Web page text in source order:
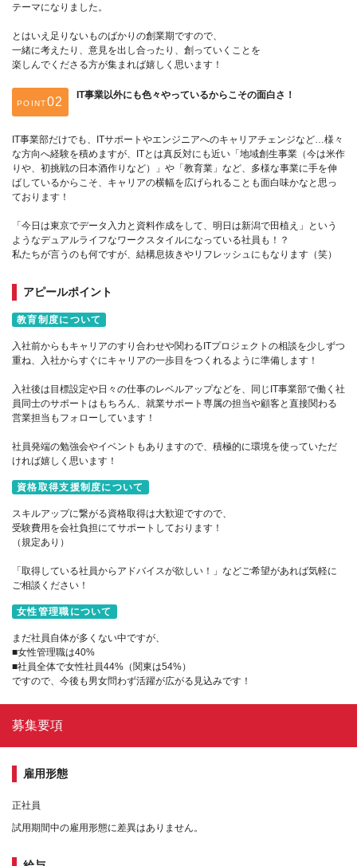
テーマになりました。
とはいえ足りないものばかりの創業期ですので、
一緒に考えたり、意見を出し合ったり、創っていくことを
楽しんでくださる方が集まれば嬉しく思います！
POINT
IT事業以外にも色々やっているからこその面白さ！
IT事業部だけでも、ITサポートやエンジニアへのキャリアチェンジなど…様々
な方向へ経験を積めますが、ITとは真反対にも近い「地域創生事業（今は米作
りや、初挑戦の日本酒作りなど）」や「教育業」など、多様な事業に手を伸
ばしているからこそ、キャリアの横幅を広げられることも面白味かなと思っ
ております！
「今日は東京でデータ入力と資料作成をして、明日は新潟で田植え」という
ようなデュアルライフなワークスタイルになっている社員も！？
私たちが言うのも何ですが、結構息抜きやリフレッシュにもなります（笑）
アピールポイント
教育制度について
入社前からもキャリアのすり合わせや関わるITプロジェクトの相談を少しずつ
重ね、入社からすぐにキャリアの一歩目をつくれるように準備します！
入社後は目標設定や日々の仕事のレベルアップなどを、同じIT事業部で働く社
員同士のサポートはもちろん、就業サポート専属の担当や顧客と直接関わる
営業担当もフォローしています！
社員発端の勉強会やイベントもありますので、積極的に環境を使っていただ
ければ嬉しく思います！
資格取得支援制度について
スキルアップに繋がる資格取得は大歓迎ですので、
受験費用を会社負担にてサポートしております！
（規定あり）
「取得している社員からアドバイスが欲しい！」などご希望があれば気軽に
ご相談ください！
女性管理職について
まだ社員自体が多くない中ですが、
■女性管理職は40%
■社員全体で女性社員44%（関東は54%）
ですので、今後も男女問わず活躍が広がる見込みです！
募集要項
雇用形態
正社員
試用期間中の雇用形態に差異はありません。